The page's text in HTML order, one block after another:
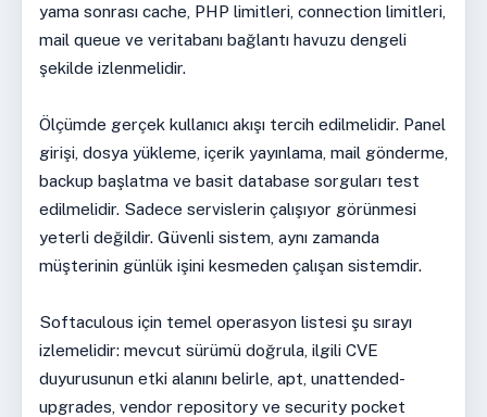
yama sonrası cache, PHP limitleri, connection limitleri,
mail queue ve veritabanı bağlantı havuzu dengeli
şekilde izlenmelidir.
Ölçümde gerçek kullanıcı akışı tercih edilmelidir. Panel
girişi, dosya yükleme, içerik yayınlama, mail gönderme,
backup başlatma ve basit database sorguları test
edilmelidir. Sadece servislerin çalışıyor görünmesi
yeterli değildir. Güvenli sistem, aynı zamanda
müşterinin günlük işini kesmeden çalışan sistemdir.
Softaculous için temel operasyon listesi şu sırayı
izlemelidir: mevcut sürümü doğrula, ilgili CVE
duyurusunun etki alanını belirle, apt, unattended-
upgrades, vendor repository ve security pocket